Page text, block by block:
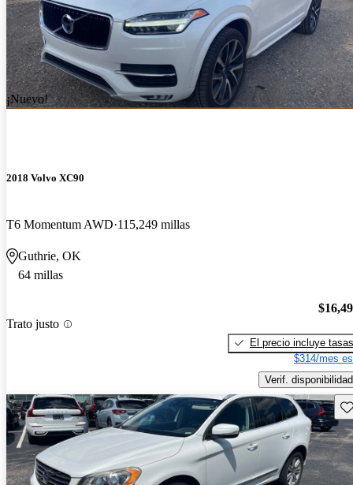
¡Nuevo!
2018 Volvo XC90
T6 Momentum AWD 115,249 millas
Guthrie, OK
64 millas
Trato justo
El precio incluye tasas
$314/mes
Verif. disponibilidad